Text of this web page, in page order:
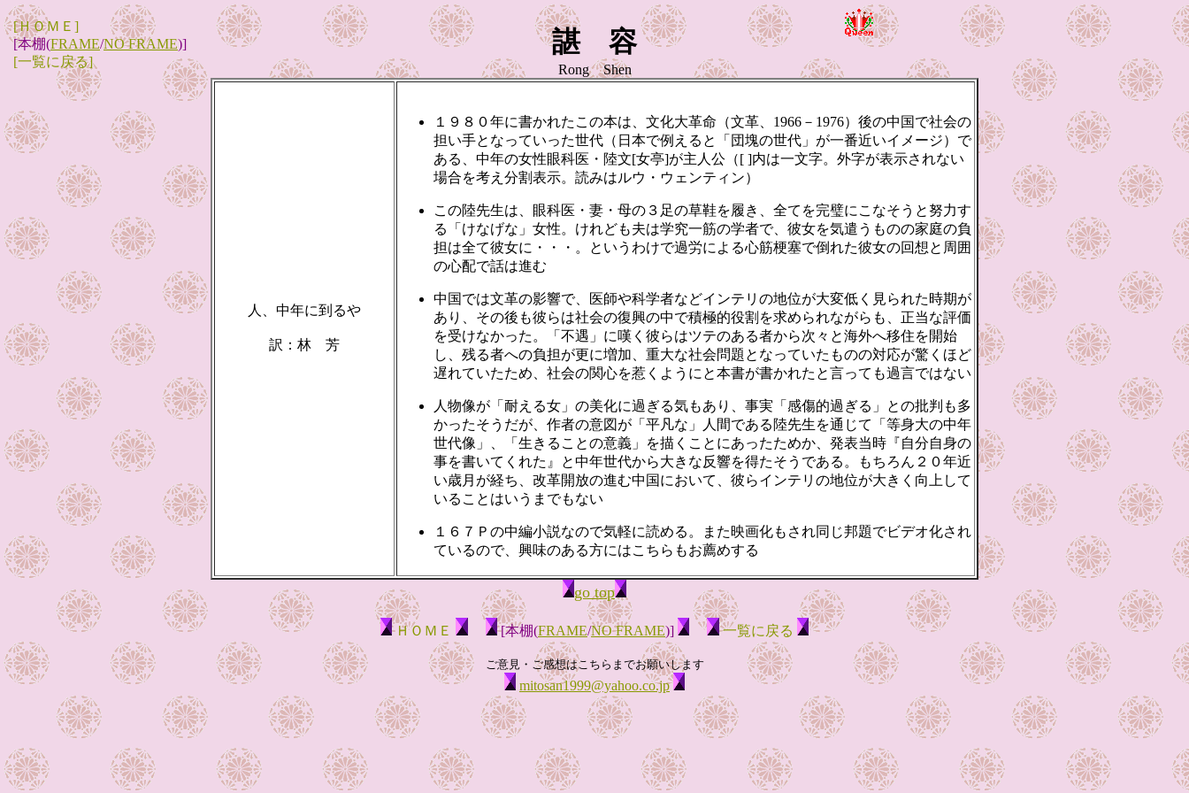
[ＨＯＭＥ]
[本棚(FRAME/NO FRAME)]
[一覧に戻る]
諶 容
Rong Shen
人、中年に到るや
訳：林 芳
１９８０年に書かれたこの本は、文化大革命（文革、1966－1976）後の中国で社会の
担い手となっていった世代（日本で例えると「団塊の世代」が一番近いイメージ）で
ある、中年の女性眼科医・陸文[女亭]が主人公（[ ]内は一文字。外字が表示されない
場合を考え分割表示。読みはルウ・ウェンティン）
この陸先生は、眼科医・妻・母の３足の草鞋を履き、全てを完璧にこなそうと努力す
る「けなげな」女性。けれども夫は学究一筋の学者で、彼女を気遣うものの家庭の負
担は全て彼女に・・・。というわけで過労による心筋梗塞で倒れた彼女の回想と周囲
の心配で話は進む
中国では文革の影響で、医師や科学者などインテリの地位が大変低く見られた時期が
あり、その後も彼らは社会の復興の中で積極的役割を求められながらも、正当な評価
を受けなかった。「不遇」に嘆く彼らはツテのある者から次々と海外へ移住を開始
し、残る者への負担が更に増加、重大な社会問題となっていたものの対応が驚くほど
遅れていたため、社会の関心を惹くようにと本書が書かれたと言っても過言ではない
人物像が「耐える女」の美化に過ぎる気もあり、事実「感傷的過ぎる」との批判も多
かったそうだが、作者の意図が「平凡な」人間である陸先生を通じて「等身大の中年
世代像」、「生きることの意義」を描くことにあったためか、発表当時『自分自身の
事を書いてくれた』と中年世代から大きな反響を得たそうである。もちろん２０年近
い歳月が経ち、改革開放の進む中国において、彼らインテリの地位が大きく向上して
いることはいうまでもない
１６７Ｐの中編小説なので気軽に読める。また映画化もされ同じ邦題でビデオ化され
ているので、興味のある方にはこちらもお薦めする
go top
ＨＯＭＥ [本棚(FRAME/NO FRAME)] 一覧に戻る
ご意見・ご感想はこちらまでお願いします
mitosan1999@yahoo.co.jp